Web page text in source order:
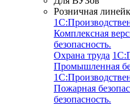
Розничная
Комплексная
безопасность.
Охрана труда
Промышленная
Пожарная
безопасность.